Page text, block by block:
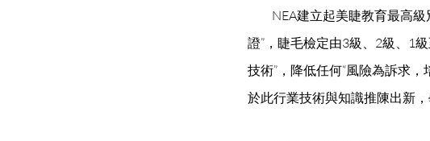
NEA建立起美睫教育最高
證”，睫毛檢定由3級、2級、1
技術”，降低任何“風險為訴求
於此行業技術與知識推陳出新